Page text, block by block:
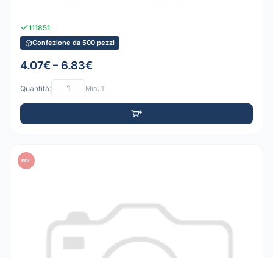
111851
Confezione da 500 pezzi
4.07€ – 6.83€
Quantità: Min: 1
PDF